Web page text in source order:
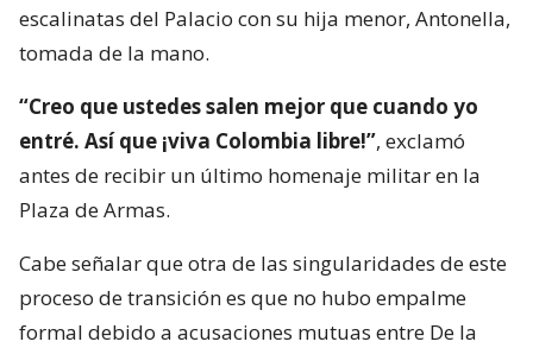
escalinatas del Palacio con su hija menor, Antonella,
tomada de la mano.
“Creo que ustedes salen mejor que cuando yo
entré. Así que ¡viva Colombia libre!”, exclamó
antes de recibir un último homenaje militar en la
Plaza de Armas.
Cabe señalar que otra de las singularidades de este
proceso de transición es que no hubo empalme
formal debido a acusaciones mutuas entre De la